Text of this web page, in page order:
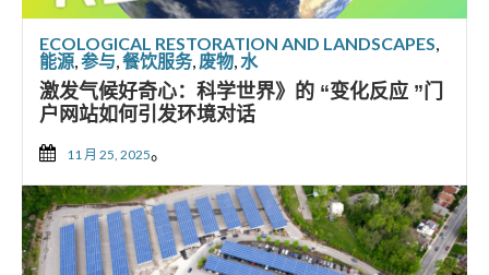
ECOLOGICAL RESTORATION AND LANDSCAPES,
能源,参与,餐饮服务, 废物,水
激发气候好奇心：科学世界》的 “变化反应 ”门
户网站如何引发环境对话
11 月 25, 2025。